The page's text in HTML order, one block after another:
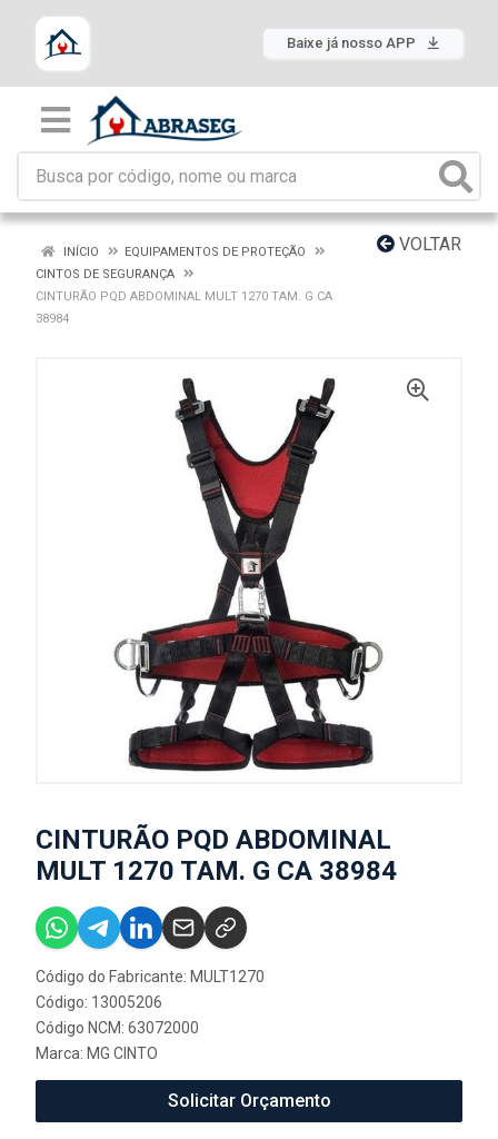
Baixe já nosso APP
VOLTAR
INÍCIO
EQUIPAMENTOS DE PROTEÇÃO
CINTOS DE SEGURANÇA
CINTURÃO PQD ABDOMINAL MULT 1270 TAM. G CA
38984
CINTURÃO PQD ABDOMINAL
MULT 1270 TAM. G CA 38984
Código do Fabricante: MULT1270
Código: 13005206
Código NCM: 63072000
Marca: MG CINTO
Solicitar Orçamento